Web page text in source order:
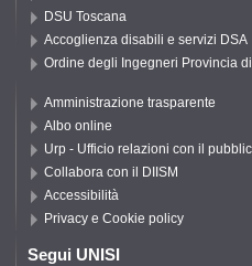
DSU Toscana
Accoglienza disabili e servizi DSA
Ordine degli Ingegneri Provincia
Amministrazione trasparente
Albo online
Urp - Ufficio relazioni con il
Collabora con il DIISM
Accessibilità
Privacy e Cookie policy
Segui UNISI